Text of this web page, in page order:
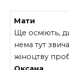
Мати
Ще осміють,
нема тут
жіноцтву